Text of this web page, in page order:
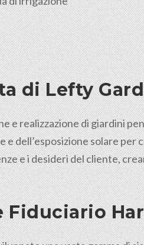
di Lefty
e realizzazione di giardini
dell’esposizione solare
e i desideri del cliente,